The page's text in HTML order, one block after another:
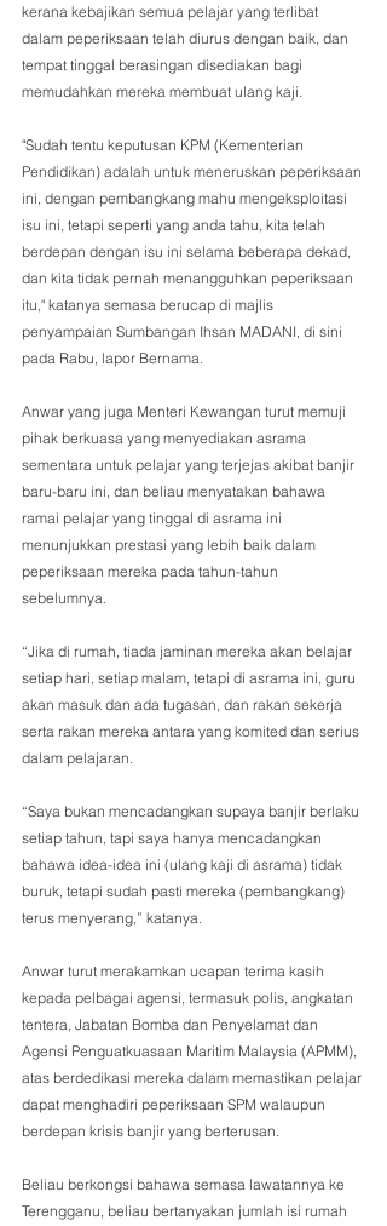
kerana kebajikan semua pelajar yang terlibat
dalam peperiksaan telah diurus dengan baik, dan
tempat tinggal berasingan disediakan bagi
memudahkan mereka membuat ulang kaji.
"Sudah tentu keputusan KPM (Kementerian
Pendidikan) adalah untuk meneruskan peperiksaan
ini, dengan pembangkang mahu mengeksploitasi
isu ini, tetapi seperti yang anda tahu, kita telah
berdepan dengan isu ini selama beberapa dekad,
dan kita tidak pernah menangguhkan peperiksaan
itu," katanya semasa berucap di majlis
penyampaian Sumbangan Ihsan MADANI, di sini
pada Rabu, lapor Bernama.
Anwar yang juga Menteri Kewangan turut memuji
pihak berkuasa yang menyediakan asrama
sementara untuk pelajar yang terjejas akibat banjir
baru-baru ini, dan beliau menyatakan bahawa
ramai pelajar yang tinggal di asrama ini
menunjukkan prestasi yang lebih baik dalam
peperiksaan mereka pada tahun-tahun
sebelumnya.
“Jika di rumah, tiada jaminan mereka akan belajar
setiap hari, setiap malam, tetapi di asrama ini, guru
akan masuk dan ada tugasan, dan rakan sekerja
serta rakan mereka antara yang komited dan serius
dalam pelajaran.
“Saya bukan mencadangkan supaya banjir berlaku
setiap tahun, tapi saya hanya mencadangkan
bahawa idea-idea ini (ulang kaji di asrama) tidak
buruk, tetapi sudah pasti mereka (pembangkang)
terus menyerang,” katanya.
Anwar turut merakamkan ucapan terima kasih
kepada pelbagai agensi, termasuk polis, angkatan
tentera, Jabatan Bomba dan Penyelamat dan
Agensi Penguatkuasaan Maritim Malaysia (APMM),
atas berdedikasi mereka dalam memastikan pelajar
dapat menghadiri peperiksaan SPM walaupun
berdepan krisis banjir yang berterusan.
Beliau berkongsi bahawa semasa lawatannya ke
Terengganu, beliau bertanyakan jumlah isi rumah